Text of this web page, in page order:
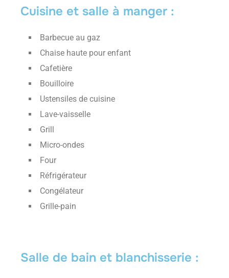
Cuisine et salle à manger :
Barbecue au gaz
Chaise haute pour enfant
Cafetière
Bouilloire
Ustensiles de cuisine
Lave-vaisselle
Grill
Micro-ondes
Four
Réfrigérateur
Congélateur
Grille-pain
Salle de bain et blanchisserie :